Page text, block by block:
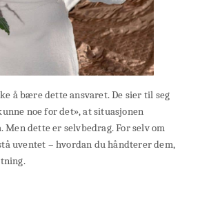
å bære dette ansvaret. De sier til seg
noe for det», at situasjonen
Men dette er selvbedrag. For selv om
uventet – hvordan du håndterer dem,